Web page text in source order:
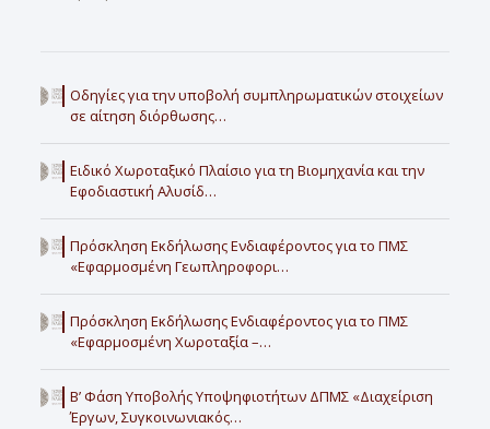
Οδηγίες για την υποβολή συμπληρωματικών στοιχείων
σε αίτηση διόρθωσης…
Ειδικό Χωροταξικό Πλαίσιο για τη Βιομηχανία και την
Εφοδιαστική Αλυσίδ…
Πρόσκληση Εκδήλωσης Ενδιαφέροντος για το ΠΜΣ
«Εφαρμοσμένη Γεωπληροφορι…
Πρόσκληση Εκδήλωσης Ενδιαφέροντος για το ΠΜΣ
«Εφαρμοσμένη Χωροταξία –…
Β’ Φάση Υποβολής Υποψηφιοτήτων ΔΠΜΣ «Διαχείριση
Έργων, Συγκοινωνιακός…